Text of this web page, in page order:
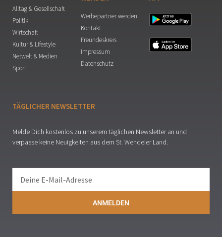
Alltag & Gesellschaft
Politik
Wirtschaft
Kultur & Lifestyle
Netwelt & Medien
Sport
Werbepartner werden
Kontakt
Freundeskreis
Impressum
Datenschutz
TÄGLICHER NEWSLETTER
Melde Dich kostenlos zu unserem täglichen Newsletter an und
verpasse keine Neuigkeiten aus dem St. Wendeler Land.
ANMELDEN